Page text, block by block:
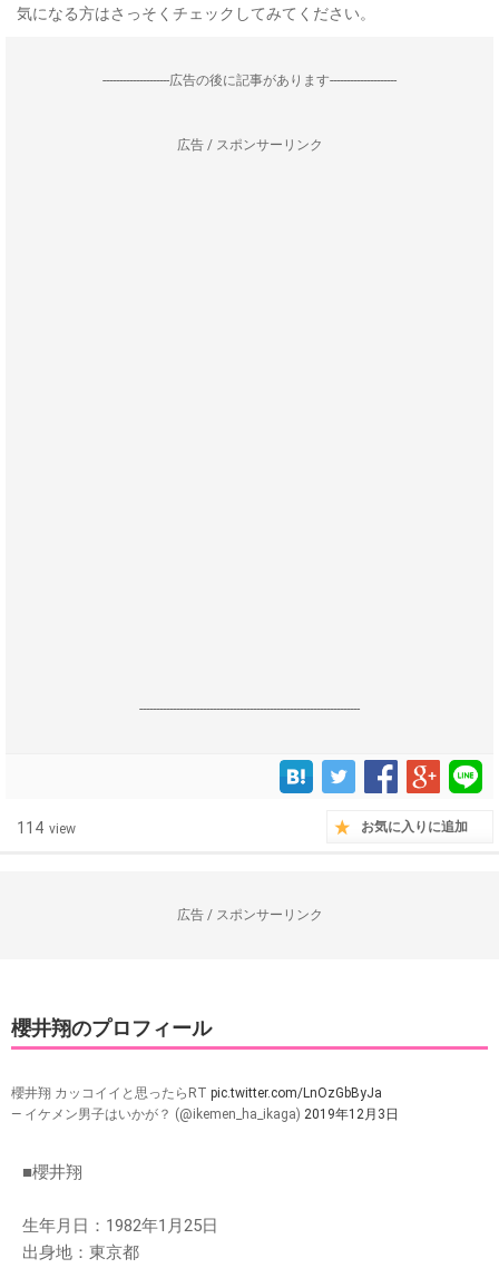
気になる方はさっそくチェックしてみてください。
--------------------広告の後に記事があります--------------------
広告 / スポンサーリンク
------------------------------------------------------------------
114 view お気に入りに追加
広告 / スポンサーリンク
櫻井翔のプロフィール
櫻井翔 カッコイイと思ったらRT pic.twitter.com/LnOzGbByJa
— イケメン男子はいかが？ (@ikemen_ha_ikaga) 2019年12月3日
■櫻井翔
生年月日：1982年1月25日
出身地：東京都